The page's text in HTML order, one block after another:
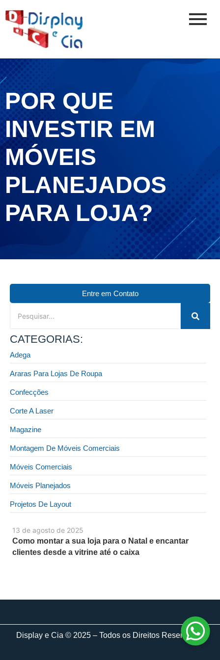
POR QUE
INVESTIR EM
MÓVEIS
PLANEJADOS
PARA LOJA?
13 de agosto de 2025
Como montar a sua loja para o Natal e encantar
clientes desde a vitrine até o caixa
Entre em Contato
CATEGORIAS:
Adega
Araras Para Lojas De Roupa
Confecções
Corte A Laser
Magazine
Montagem De Móveis Comerciais
Móveis Comerciais
Móveis Planejados
Projetos De Layout
Display e Cia © 2025 – Todos os Direitos Reservados